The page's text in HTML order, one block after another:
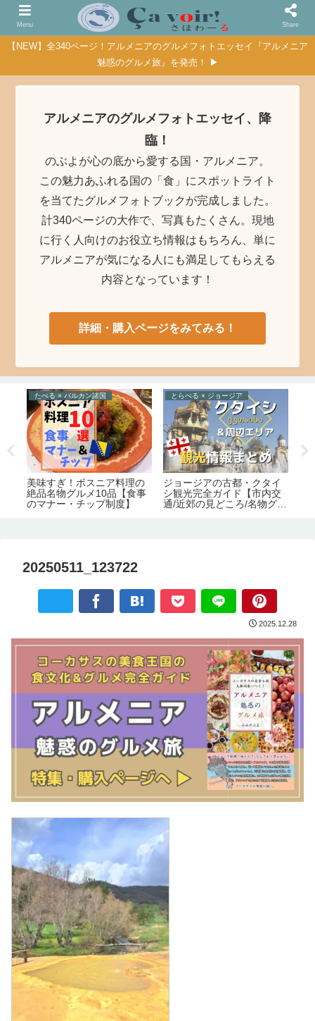
【NEW】全340ページ！アルメニアのグルメフォトエッセイ『アルメニア
魅惑のグルメ旅』を発売！ ▶
アルメニアのグルメフォトエッセイ、降
臨！
のぶよが心の底から愛する国・アルメニア。
この魅力あふれる国の「食」にスポットライト
を当てたグルメフォトブックが完成しました。
計340ページの大作で、写真もたくさん。現地
に行く人向けのお役立ち情報はもちろん、単に
アルメニアが気になる人にも満足してもらえる
内容となっています！
詳細・購入ページをみてみる！
たべる × バルカン諸国
美味すぎ！ボスニア料理の
絶品名物グルメ10品【食事
のマナー・チップ制度】
とらべる × ジョージア
ジョージアの古都・クタイ
シ観光完全ガイド【市内交
通/近郊の見どころ/名物グル
20250511_123722
2025.12.28
Menu Share